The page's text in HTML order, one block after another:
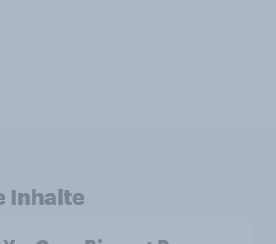
Inhalte